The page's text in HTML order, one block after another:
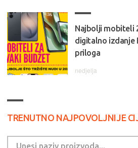
Najbolji mobiteli
digitalno izdanje
priloga
nedjelja
TRENUTNO NAJPOVOLJNIJE